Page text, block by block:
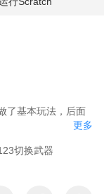
了基本玩法，后面
隔，偏差角度
更多
切换武器